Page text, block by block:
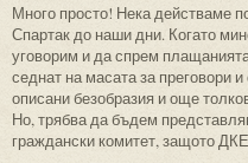
Много просто! Нека действаме
Спартак до наши дни. Когато
уговорим и да спрем
седнат на масата за преговори
описани безобразия и още
Но, трябва да бъдем
граждански комитет, защото